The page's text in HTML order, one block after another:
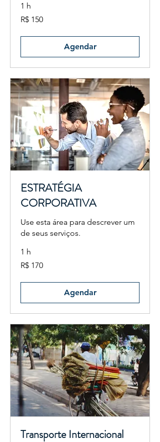
1 h
150
Reais
R$ 150
Agendar
ESTRATÉGIA
CORPORATIVA
Use esta área para descrever um
de seus serviços.
1 h
170
Reais
R$ 170
Agendar
Transporte Internacional